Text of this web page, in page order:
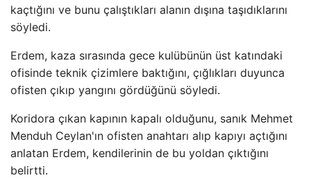
kaçtığını ve bunu çalıştıkları alanın dışına taşıdıklarını
söyledi.
Erdem, kaza sırasında gece kulübünün üst katındaki
ofisinde teknik çizimlere baktığını, çığlıkları duyunca
ofisten çıkıp yangını gördüğünü söyledi.
Koridora çıkan kapının kapalı olduğunu, sanık Mehmet
Menduh Ceylan'ın ofisten anahtarı alıp kapıyı açtığını
anlatan Erdem, kendilerinin de bu yoldan çıktığını
belirtti.